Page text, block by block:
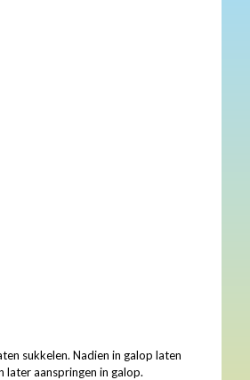
sukkelen. Nadien in galop laten
later aanspringen in galop.